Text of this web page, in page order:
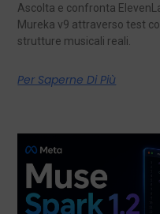
Ascolta e confronta
Mureka v9 attraverso test
strutture musicali reali.
Per Saperne Di Più